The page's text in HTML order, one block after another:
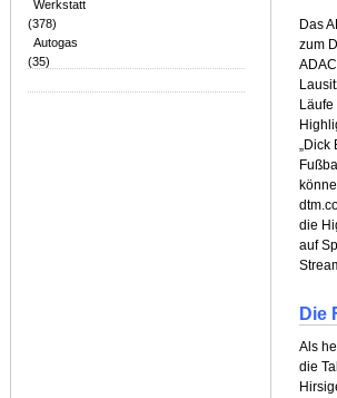
Werkstatt
(378)
Autogas
(35)
Das
zum
„Dick
die
auf
Die
Als
die